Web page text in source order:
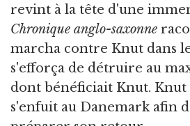
revint à la tête d'une
Chronique anglo-saxonne
marcha contre Knut dans
s'efforça de détruire au
dont bénéficiait Knut.
s'enfuit au Danemark afin